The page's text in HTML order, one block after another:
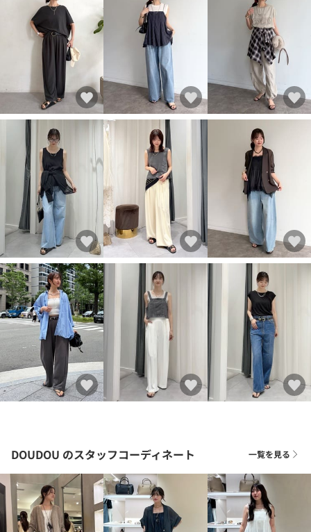
DOUDOU のスタッフコーディネート 一覧を見る